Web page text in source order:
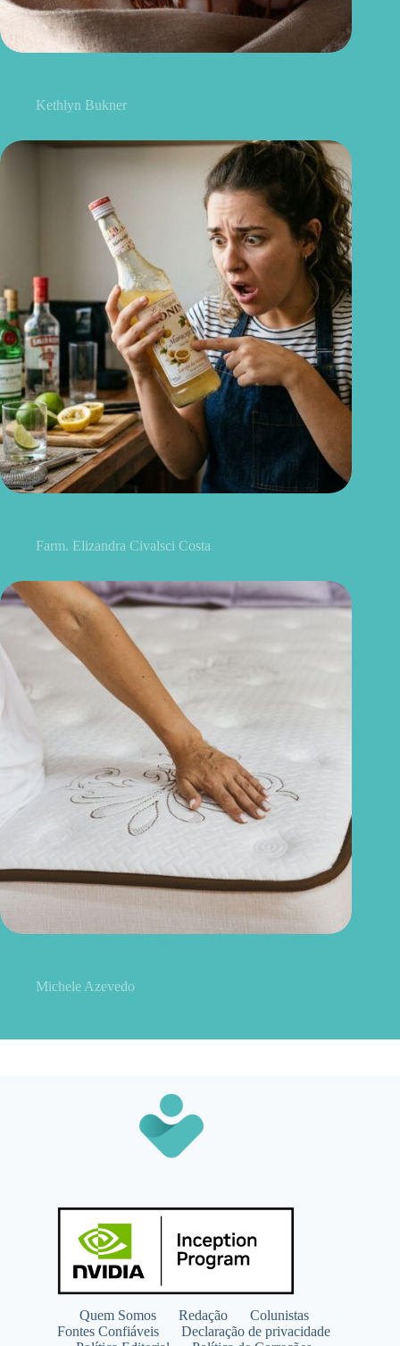
Kethlyn Bukner
Farm. Elizandra Civalsci Costa
Michele Azevedo
Quem Somos Redação
Colunistas
Fontes Confiáveis
Declaração de privacidade